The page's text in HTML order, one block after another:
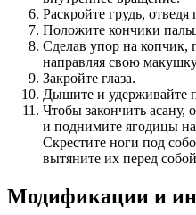
Раскройте грудь,
Положите кончики
Сделав упор на копчик,
направляя свою
Закройте глаза.
Дышите и удерживайте
Чтобы закончить асану,
и поднимите ягодицы на
Скрестите ноги под
вытяните их перед
Модификации и